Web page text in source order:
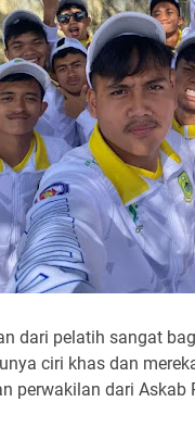
dari pelatih sangat
ciri khas dan
perwakilan dari Askab